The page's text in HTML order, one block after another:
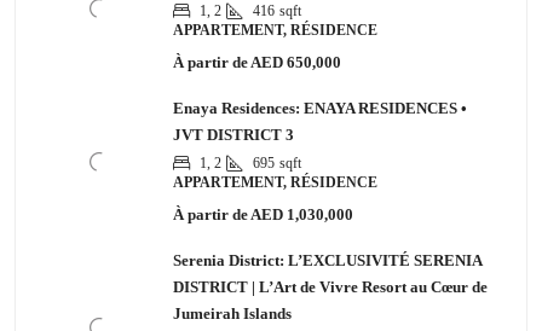
1, 2 416 sqft
APPARTEMENT, RÉSIDENCE
À partir de AED 650,000
Enaya Residences: ENAYA RESIDENCES •
JVT DISTRICT 3
1, 2 695 sqft
APPARTEMENT, RÉSIDENCE
À partir de AED 1,030,000
Serenia District: L’EXCLUSIVITÉ SERENIA
DISTRICT | L’Art de Vivre Resort au Cœur de
Jumeirah Islands